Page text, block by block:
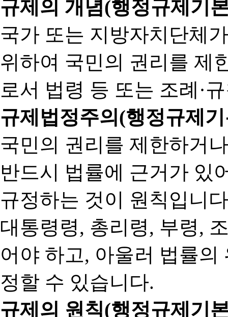
규제의 개념(행정규제기
국가 또는 지방자치단체
위하여 국민의 권리를 제
로서 법령 등 또는 조례·
규제법정주의(행정규제
국민의 권리를 제한하거
반드시 법률에 근거가 있
규정하는 것이 원칙입니
대통령령, 총리령, 부령,
어야 하고, 아울러 법률
정할 수 있습니다.
규제의 원칙(행정규제기